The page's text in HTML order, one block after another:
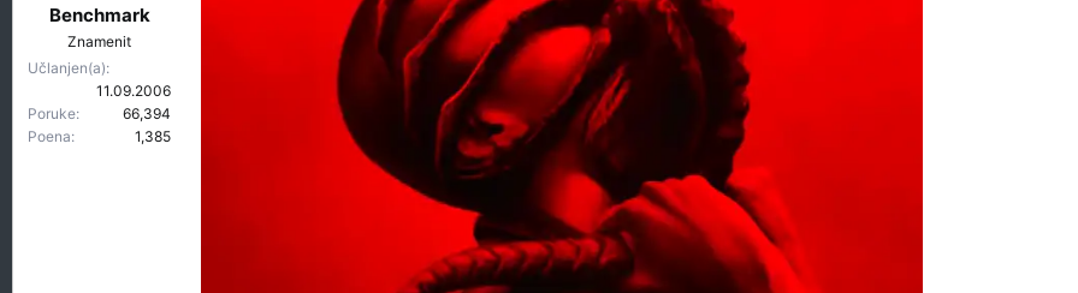
e
Benchmark
Znamenit
Učlanjen(a)
11.09.2006
Poruke
66,394
Poena
1,385